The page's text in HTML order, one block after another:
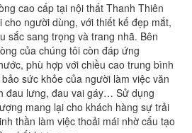
cao cấp tại nội thất Thanh Thiên
người dùng, với thiết kế đẹp mắt,
sắc sang trọng và trang nhã. Bên
của chúng tôi còn đáp ứng
phù hợp với chiều cao trung bình
sức khỏe của người làm việc văn
đau lưng, đau vai gáy… Sử dụng
mang lại cho khách hàng sự trải
thần làm việc thoải mái nhờ cấu tạo